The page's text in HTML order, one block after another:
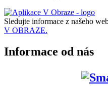
Sledujte informace z našeho
V OBRAZE.
Informace od nás